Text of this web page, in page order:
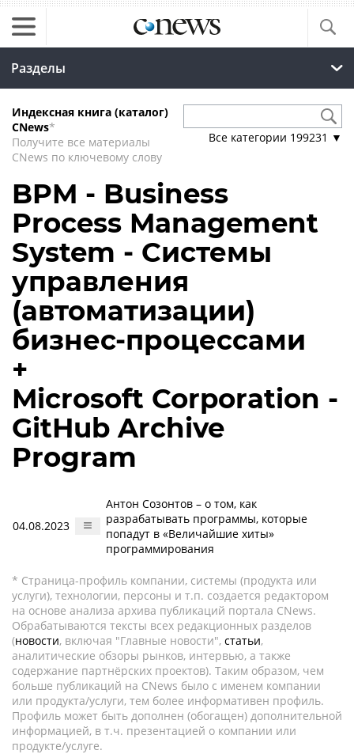
Разделы
Индексная книга (каталог)
CNews*
Получите все материалы
CNews по ключевому слову
Все категории 199231 ▼
BPM - Business
Process Management
System - Системы
управления
(автоматизации)
бизнес-процессами
+
Microsoft Corporation -
GitHub Archive
Program
04.08.2023
Антон Созонтов – о том, как
разрабатывать программы, которые
попадут в «Величайшие хиты»
программирования
* Страница-профиль компании, системы (продукта или
услуги), технологии, персоны и т.п. создается редактором
на основе анализа архива публикаций портала CNews.
Обрабатываются тексты всех редакционных разделов
(новости, включая "Главные новости", статьи,
аналитические обзоры рынков, интервью, а также
содержание партнёрских проектов). Таким образом, чем
больше публикаций на CNews было с именем компании
или продукта/услуги, тем более информативен профиль.
Профиль может быть дополнен (обогащен) дополнительной
информацией, в т.ч. презентацией о компании или
продукте/услуге.